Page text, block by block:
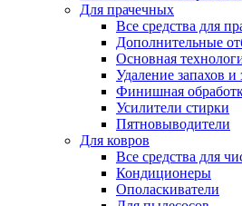
Для прачечных
Все средства для
Дополнительные
Основная
Удаление запахов и
Финишная
Усилители стирки
Пятновыводители
Для ковров
Все средства для
Кондиционеры
Ополаскиватели